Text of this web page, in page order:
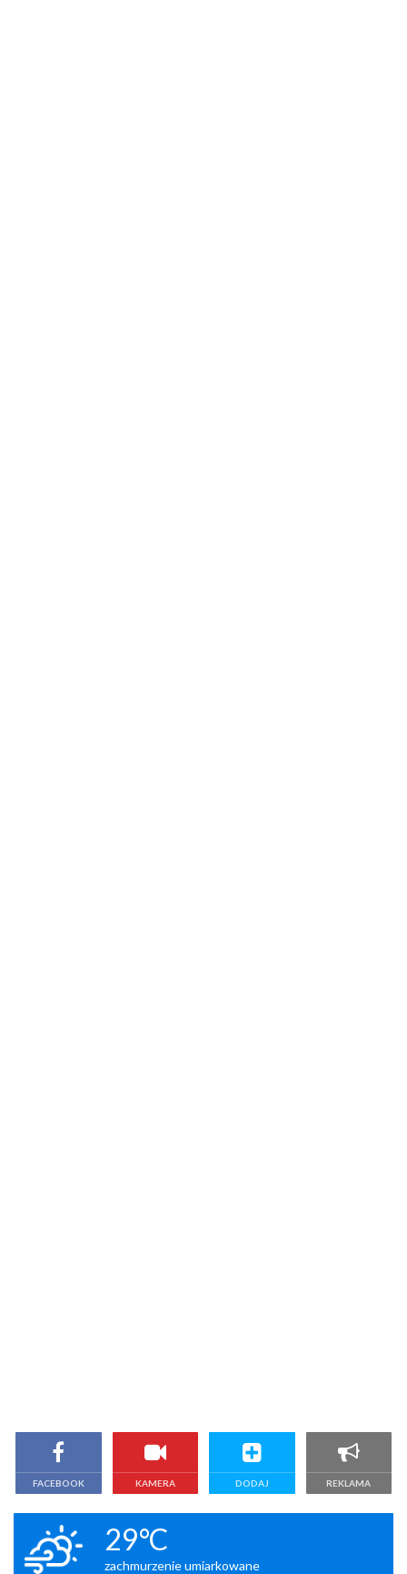
FACEBOOK KAMERA DODAJ REKLAMA
29°C
zachmurzenie umiarkowane